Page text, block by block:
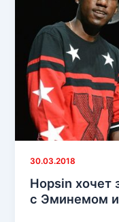
Hopsin?
30.03.2018
Hopsin хочет
с Эминемом и